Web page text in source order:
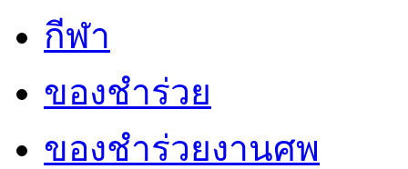
กีฬา
ของชำร่วย
ของชำร่วยงานศพ